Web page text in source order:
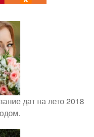
дат на лето 2018